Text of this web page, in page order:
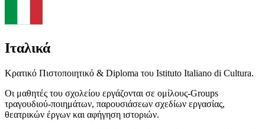
Ιταλικά
Κρατικό Πιστοποιητικό & Diploma του Istituto Italiano di Cultura.
Οι μαθητές του σχολείου εργάζονται σε ομίλους-Groups
τραγουδιού-ποιημάτων, παρουσιάσεων σχεδίων εργασίας,
θεατρικών έργων και αφήγηση ιστοριών.